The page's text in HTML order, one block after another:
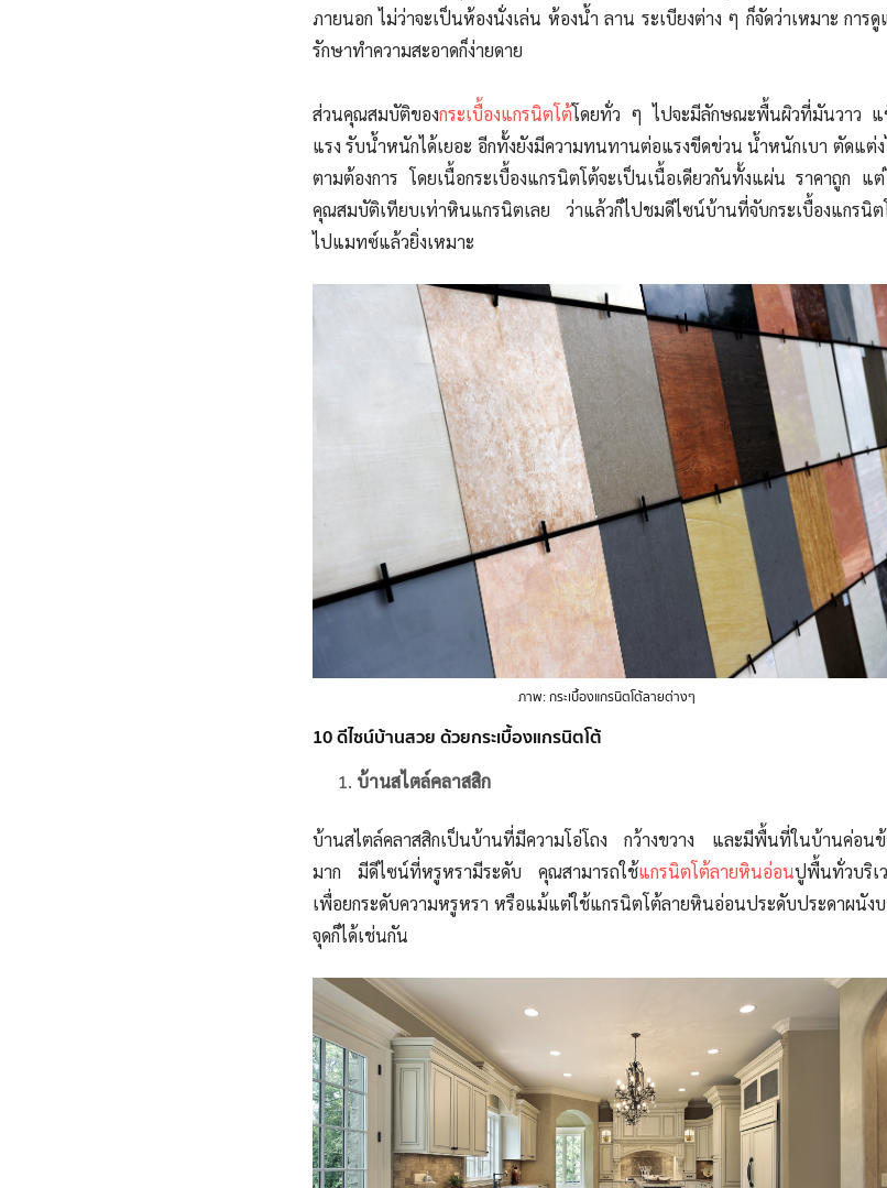
ภายนอก ไม่ว่าจะเป็นห้องนั่งเล่น ห้องน้ำ ลาน ระเบียงต่าง ๆ ก็จัดว่าเหมาะ การดู
รักษาทำความสะอาดก็ง่ายดาย
ส่วนคุณสมบัติของกระเบื้องแกรนิตโต้โดยทั่ว ๆ ไปจะมีลักษณะพื้นผิวที่มันวาว แ
แรง รับน้ำหนักได้เยอะ อีกทั้งยังมีความทนทานต่อแรงขีดข่วน น้ำหนักเบา ตัดแต่ง
ตามต้องการ โดยเนื้อกระเบื้องแกรนิตโต้จะเป็นเนื้อเดียวกันทั้งแผ่น ราคาถูก แต่
คุณสมบัติเทียบเท่าหินแกรนิตเลย ว่าแล้วก็ไปชมดีไซน์บ้านที่จับกระเบื้องแกรนิต
ไปแมทซ์แล้วยิ่งเหมาะ
ภาพ: กระเบื้องแกรนิตโต้ลายต่างๆ
10 ดีไซน์บ้านสวย ด้วยกระเบื้องแกรนิตโต้
บ้านสไตล์คลาสสิก
บ้านสไตล์คลาสสิกเป็นบ้านที่มีความโอ่โถง กว้างขวาง และมีพื้นที่ในบ้านค่อนข้
มาก มีดีไซน์ที่หรูหรามีระดับ คุณสามารถใช้แกรนิตโต้ลายหินอ่อนปูพื้นทั่วบริเ
เพื่อยกระดับความหรูหรา หรือแม้แต่ใช้แกรนิตโต้ลายหินอ่อนประดับประดาผนังบ
จุดก็ได้เช่นกัน